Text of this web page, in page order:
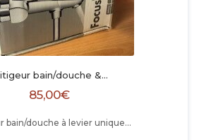
bain/douche &…
85,00€
bain/douche à levier unique…